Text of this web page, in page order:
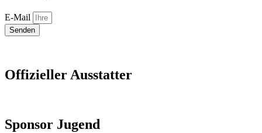
E-Mail
Senden
Offizieller Ausstatter
Sponsor Jugend